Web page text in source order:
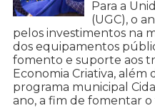
Para a
(UGC), o
pelos investimentos na
dos equipamentos
fomento e suporte aos
Economia Criativa, além
programa municipal
ano, a fim de fomentar